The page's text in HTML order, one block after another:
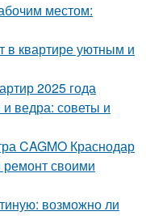
местом:
в квартире уютным и
2025 года
ведра: советы и
CAGMO Краснодар
ремонт своими
возможно ли